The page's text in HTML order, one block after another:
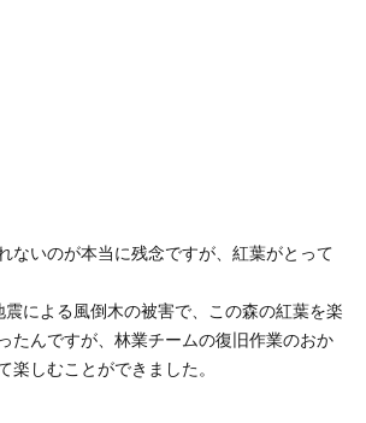
ないのが本当に残念ですが、紅葉がとって
による風倒木の被害で、この森の紅葉を楽
たんですが、林業チームの復旧作業のおか
楽しむことができました。